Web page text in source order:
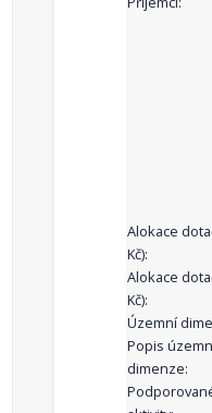
Alokace
Kč):
Alokace
Kč):
Územní
Popis
dimenze: